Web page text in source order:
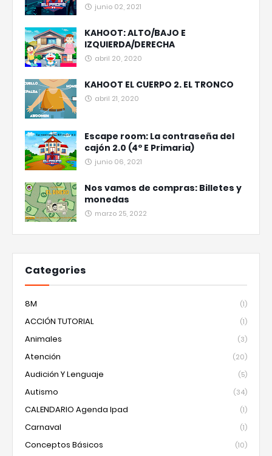
junio 02, 2021
KAHOOT: ALTO/BAJO E
IZQUIERDA/DERECHA
abril 20, 2020
KAHOOT EL CUERPO 2. EL TRONCO
abril 21, 2020
Escape room: La contraseña del
cajón 2.0 (4º E Primaria)
junio 06, 2021
Nos vamos de compras: Billetes y
monedas
marzo 25, 2022
Categories
8M (1)
ACCIÓN TUTORIAL (1)
Animales (3)
Atención (20)
Audición Y Lenguaje (5)
Autismo (34)
CALENDARIO Agenda Ipad (1)
Carnaval (1)
Conceptos Básicos (10)